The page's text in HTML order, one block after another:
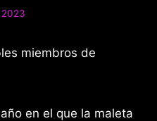
miembros de
en el que la maleta